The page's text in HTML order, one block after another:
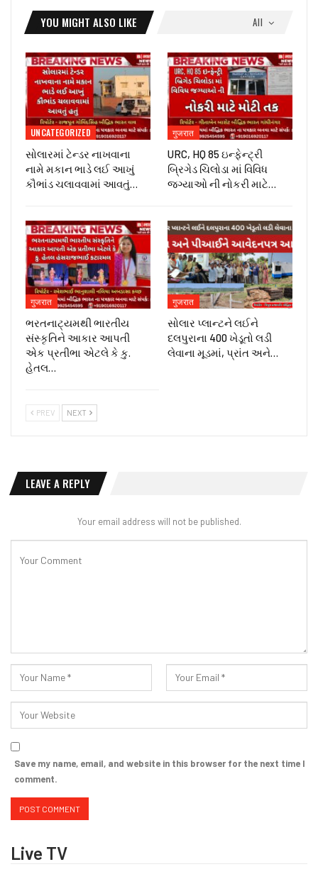
All
YOU MIGHT ALSO LIKE
UNCATEGORIZED
સોલારમાં ટેન્ડર નાખવાના
નામે મકાન ભાડે લઈ આખું
કૌભાંડ ચલાવવામાં આવતું…
गुजरात
URC, HQ 85 ઇન્ફેન્ટ્રી
બ્રિગેડ ચિલોડા માં વિવિધ
જગ્યાઓ ની નોકરી માટે…
गुजरात
ભરતનાટ્યમથી ભારતીય
સંસ્કૃતિને આકાર આપતી
એક પ્રતીભા એટલે કે‌ કુ.
હેતલ…
गुजरात
સોલાર પ્લાન્ટને લઈને
દલપુરાના 400 ખેડૂતો લડી
લેવાના મૂડમાં, પ્રાંત અને…
PREV NEXT
LEAVE A REPLY
Your email address will not be published.
Save my name, email, and website in this browser for the next time I
comment.
Live TV